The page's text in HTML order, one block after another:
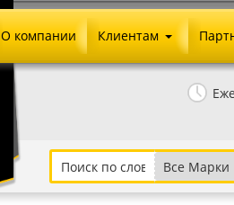
О компании Клиентам
Как сделать заказ
Установка на авто